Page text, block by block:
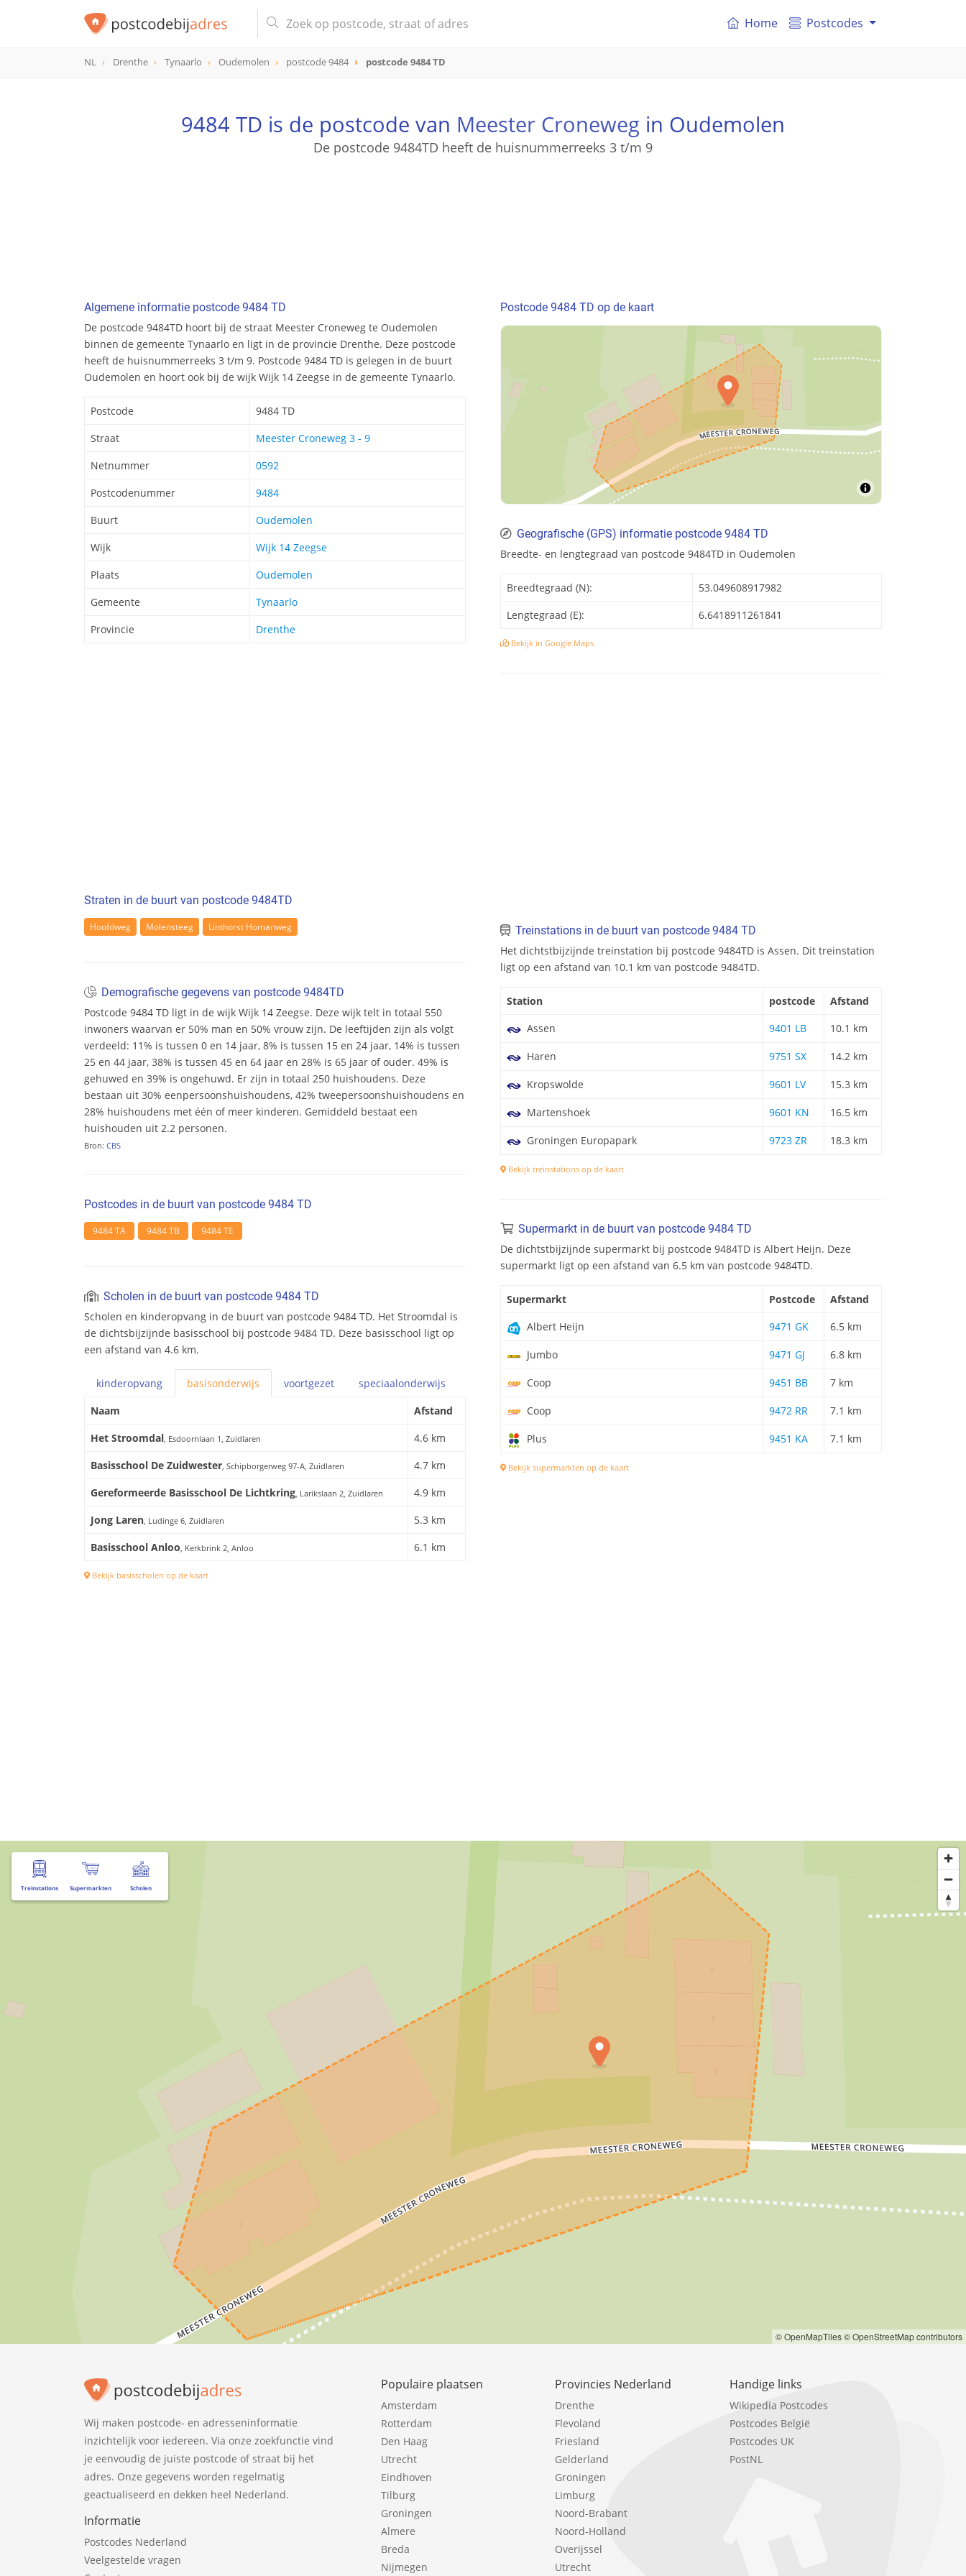
postcode
Home Postcodes
NL Drenthe Tynaarlo Oudemolen postcode 9484 postcode 9484 TD
9484 TD is de postcode van Meester Croneweg in Oudemolen
De postcode 9484TD heeft de huisnummerreeks 3 t/m 9
Algemene informatie postcode 9484 TD
De postcode 9484TD hoort bij de straat Meester Croneweg te Oudemolen
binnen de gemeente Tynaarlo en ligt in de provincie Drenthe. Deze postcode
heeft de huisnummerreeks 3 t/m 9. Postcode 9484 TD is gelegen in de buurt
Oudemolen en hoort ook bij de wijk Wijk 14 Zeegse in de gemeente Tynaarlo.
Postcode
9484 TD
Straat
Meester Croneweg 3 - 9
Netnummer
0592
Postcodenummer
9484
Buurt
Oudemolen
Wijk
Wijk 14 Zeegse
Plaats
Oudemolen
Gemeente
Tynaarlo
Provincie
Drenthe
Straten in de buurt van postcode 9484TD
Hoofdweg Molensteeg Linthorst Homanweg
Demografische gegevens van postcode 9484TD
Postcode 9484 TD ligt in de wijk Wijk 14 Zeegse. Deze wijk telt in totaal 550
inwoners waarvan er 50% man en 50% vrouw zijn. De leeftijden zijn als volgt
verdeeld: 11% is tussen 0 en 14 jaar, 8% is tussen 15 en 24 jaar, 14% is tussen
25 en 44 jaar, 38% is tussen 45 en 64 jaar en 28% is 65 jaar of ouder. 49% is
gehuwed en 39% is ongehuwd. Er zijn in totaal 250 huishoudens. Deze
bestaan uit 30% eenpersoonshuishoudens, 42% tweepersoonshuishoudens en
28% huishoudens met één of meer kinderen. Gemiddeld bestaat een
huishouden uit 2.2 personen.
Bron: CBS
Postcodes in de buurt van postcode 9484 TD
9484 TA 9484 TB 9484 TE
Scholen in de buurt van postcode 9484 TD
Scholen en kinderopvang in de buurt van postcode 9484 TD. Het Stroomdal is
de dichtsbijzijnde basisschool bij postcode 9484 TD. Deze basisschool ligt op
een afstand van 4.6 km.
kinderopvang basisonderwijs voortgezet speciaalonderwijs
Naam
Afstand
Het Stroomdal , Esdoornlaan 1, Zuidlaren
4.6 km
Basisschool De Zuidwester , Schipborgerweg 97-A, Zuidlaren
4.7 km
Gereformeerde Basisschool De Lichtkring , Larikslaan 2, Zuidlaren
4.9 km
Jong Laren , Ludinge 6, Zuidlaren
5.3 km
Basisschool Anloo , Kerkbrink 2, Anloo 6.1 km
Bekijk basisscholen op de kaart
Postcode 9484 TD op de kaart
Geografische (GPS) informatie postcode 9484 TD
Breedte- en lengtegraad van postcode 9484TD in Oudemolen
Breedtegraad (N):
53.049608917982
Lengtegraad (E):
6.6418911261841
Bekijk in Google Maps
Treinstations in de buurt van postcode 9484 TD
Het dichtstbijzijnde treinstation bij postcode 9484TD is Assen. Dit treinstation
ligt op een afstand van 10.1 km van postcode 9484TD.
Station postcode
Afstand
Assen
9401 LB 10.1 km
Haren 9751 SX 14.2 km
Kropswolde 9601 LV 15.3 km
Martenshoek 9601 KN 16.5 km
Groningen Europapark 9723 ZR 18.3 km
Bekijk treinstations op de kaart
Supermarkt in de buurt van postcode 9484 TD
De dichtstbijzijnde supermarkt bij postcode 9484TD is Albert Heijn. Deze
supermarkt ligt op een afstand van 6.5 km van postcode 9484TD.
Supermarkt Postcode
Afstand
Albert Heijn
9471 GK 6.5 km
Jumbo 9471 GJ 6.8 km
Coop 9451 BB 7 km
Coop 9472 RR 7.1 km
Plus 9451 KA 7.1 km
Bekijk supermarkten op de kaart
Treinstations Supermarkten Scholen
© OpenMapTiles© OpenStreetMap contributors
Wij maken postcode- en adresseninformatie
inzichtelijk voor iedereen. Via onze zoekfunctie vind
je eenvoudig de juiste postcode of straat bij het
adres. Onze gegevens worden regelmatig
geactualiseerd en dekken heel Nederland.
Informatie
Postcodes Nederland
Veelgestelde vragen
Populaire plaatsen
Amsterdam
Rotterdam
Den Haag
Utrecht
Eindhoven
Tilburg
Groningen
Almere
Breda
Nijmegen
Provincies Nederland
Drenthe
Flevoland
Friesland
Gelderland
Groningen
Limburg
Noord-Brabant
Noord-Holland
Overijssel
Utrecht
Handige links
Wikipedia Postcodes
Postcodes België
Postcodes UK
PostNL